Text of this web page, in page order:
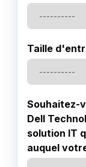
Taille
Souhaitez-
Dell
solution IT
auquel